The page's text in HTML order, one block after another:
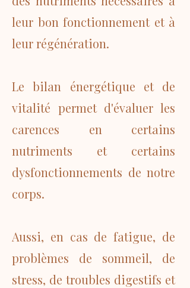
leur bon fonctionnement et à
leur régénération.
Le bilan énergétique et de
vitalité permet d'évaluer les
carences en certains
nutriments et certains
dysfonctionnements de notre
corps.
Aussi, en cas de fatigue, de
problèmes de sommeil, de
stress, de troubles digestifs et